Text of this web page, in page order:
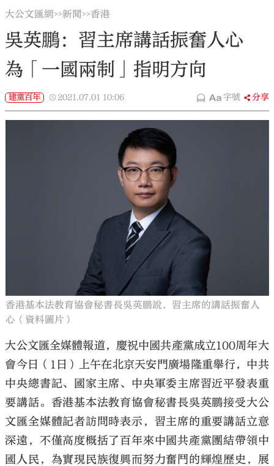
大公文匯網>>新聞>>香港
吳英鵬：習主席講話振奮人心
為「一國兩制」指明方向
建黨百年 2021.07.01 10:06 字號 分享
香港基本法教育協會秘書長吳英鵬說，習主席的講話振奮人
心（資料圖片）
大公文匯全媒體報道，慶祝中國共產黨成立100周年大
會今日（1日）上午在北京天安門廣場隆重舉行，中共
中央總書記、國家主席、中央軍委主席習近平發表重
要講話。 香港基本法教育協會秘書長吳英鵬接受大公
文匯全媒體記者訪問時表示，習主席的重要講話立意
深遠，不僅高度概括了百年來中國共產黨團結帶領中
國人民，為實現民族復興而努力奮鬥的輝煌歷史，展